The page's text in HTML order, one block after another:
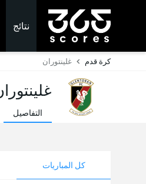
نتائج
كرة قدم غلينتوران
التفاصيل
كل المباريات